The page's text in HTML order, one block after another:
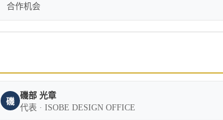
合作机会
磯
磯部 光章
代表 · ISOBE DESIGN OFFICE